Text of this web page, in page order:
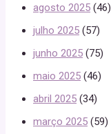
agosto 2025 (46)
julho 2025 (57)
junho 2025 (75)
maio 2025 (46)
abril 2025 (34)
março 2025 (59)